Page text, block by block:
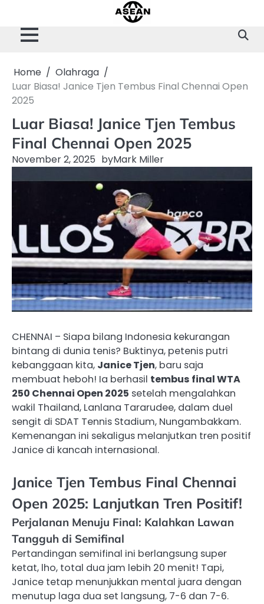
content
Home
Olahraga
Luar Biasa! Janice Tjen Tembus Final Chennai Open
2025
Luar Biasa! Janice Tjen Tembus
Final Chennai Open 2025
November 2, 2025 byMark Miller
CHENNAI – Siapa bilang Indonesia kekurangan
bintang di dunia tenis? Buktinya, petenis putri
kebanggaan kita, Janice Tjen, baru saja
membuat heboh! Ia berhasil tembus final WTA
250 Chennai Open 2025 setelah mengalahkan
wakil Thailand, Lanlana Tararudee, dalam duel
sengit di SDAT Tennis Stadium, Nungambakkam.
Kemenangan ini sekaligus melanjutkan tren positif
Janice di kancah internasional.
Janice Tjen Tembus Final Chennai
Open 2025: Lanjutkan Tren Positif!
Perjalanan Menuju Final: Kalahkan Lawan
Tangguh di Semifinal
Pertandingan semifinal ini berlangsung super
ketat, lho, total dua jam lebih 20 menit! Tapi,
Janice tetap menunjukkan mental juara dengan
menutup laga dua set langsung, 7-6 dan 7-6.